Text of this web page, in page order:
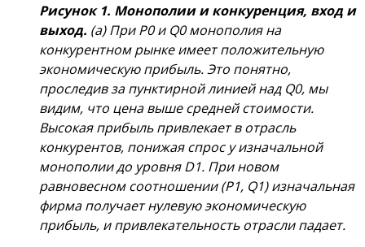
Рисунок 1. Монополии и конкуренция, вход и
выход. (a) При P0 и Q0 монополия на
конкурентном рынке имеет положительную
экономическую прибыль.Это понятно,
проследив за пунктирной линией над Q0, мы
видим, что цена выше средней стоимости.
Высокая прибыль привлекает в отрасль
конкурентов, понижая спрос у изначальной
монополии до уровня D1. При новом
равновесном соотношении (P1, Q1) изначальная
фирма получает нулевую экономическую
прибыль, и привлекательность отрасли падает.